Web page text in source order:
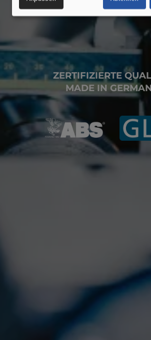
ZERTIFIZIERTE
MADE IN